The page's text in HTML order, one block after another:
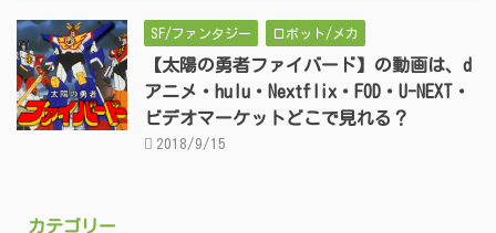
SF/ファンタジー ロボット/メカ
【太陽の勇者ファイバード】の動画は、d
アニメ・hulu・Nextflix・FOD・U-NEXT・
ビデオマーケットどこで見れる？
2018/9/15
カテゴリー